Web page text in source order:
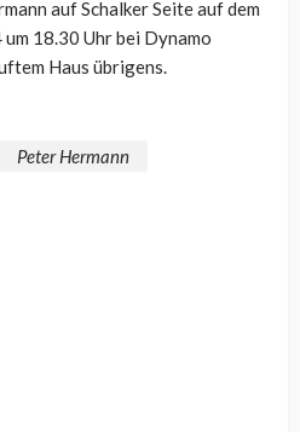
auf Schalker Seite auf dem
18.30 Uhr bei Dynamo
Haus übrigens.
Peter Hermann